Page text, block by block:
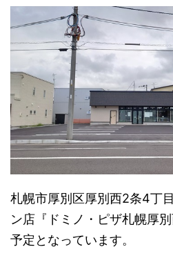
札幌市厚別区厚別西2条4丁
ン店『ドミノ・ピザ札幌厚
予定となっています。